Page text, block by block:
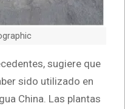
sugiere que
sido utilizado en
China. Las plantas